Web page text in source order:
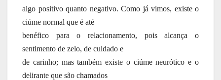
algo positivo quanto negativo. Como já vimos, existe o
ciúme normal que é até
benéfico para o relacionamento, pois alcança o
sentimento de zelo, de cuidado e
de carinho; mas também existe o ciúme neurótico e o
delirante que são chamados